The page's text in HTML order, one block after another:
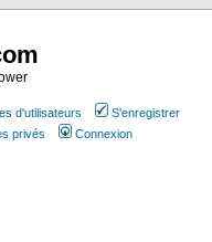
d'utilisateurs
S'enregistrer
privés Connexion